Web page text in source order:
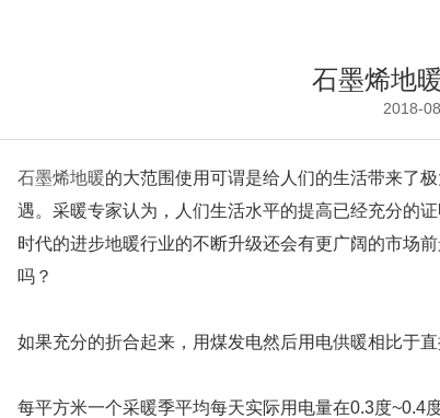
石墨烯地
2018-
石墨烯地暖的大范围使用可谓是给人们的生活带来了
遇。采暖专家认为，人们生活水平的提高已经充分的
时代的进步地暖行业的不断升级还会有更广阔的市场
吗？
如果充分的折合起来，用煤发电然后用电供暖相比于
每平方米一个采暖季平均每天实际用电量在0.3度~0.4